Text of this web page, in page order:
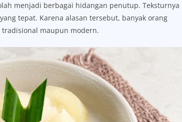
menjadi berbagai hidangan penutup. Teksturnya
tepat. Karena alasan tersebut, banyak orang
maupun modern.